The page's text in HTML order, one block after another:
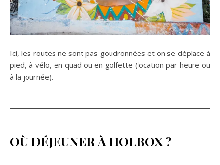
Ici, les routes ne sont pas goudronnées et on se déplace à
pied, à vélo, en quad ou en golfette (location par heure ou
à la journée).
OÙ DÉJEUNER À HOLBOX ?